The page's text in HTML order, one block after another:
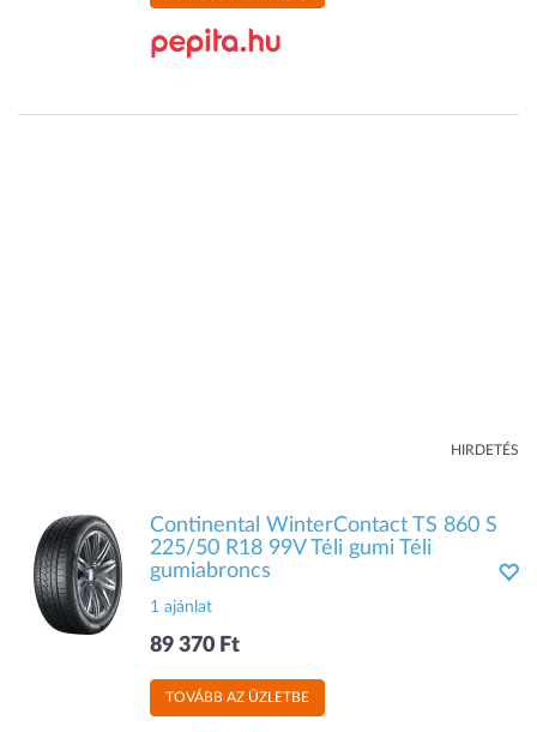
HIRDETÉS
Continental WinterContact TS 860 S
225/50 R18 99V Téli gumi Téli
gumiabroncs
1 ajánlat
89 370 Ft
TOVÁBB AZ ÜZLETBE